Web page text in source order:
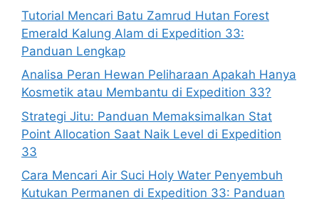
Tutorial Mencari Batu Zamrud Hutan Forest
Emerald Kalung Alam di Expedition 33:
Panduan Lengkap
Analisa Peran Hewan Peliharaan Apakah Hanya
Kosmetik atau Membantu di Expedition 33?
Strategi Jitu: Panduan Memaksimalkan Stat
Point Allocation Saat Naik Level di Expedition
33
Cara Mencari Air Suci Holy Water Penyembuh
Kutukan Permanen di Expedition 33: Panduan